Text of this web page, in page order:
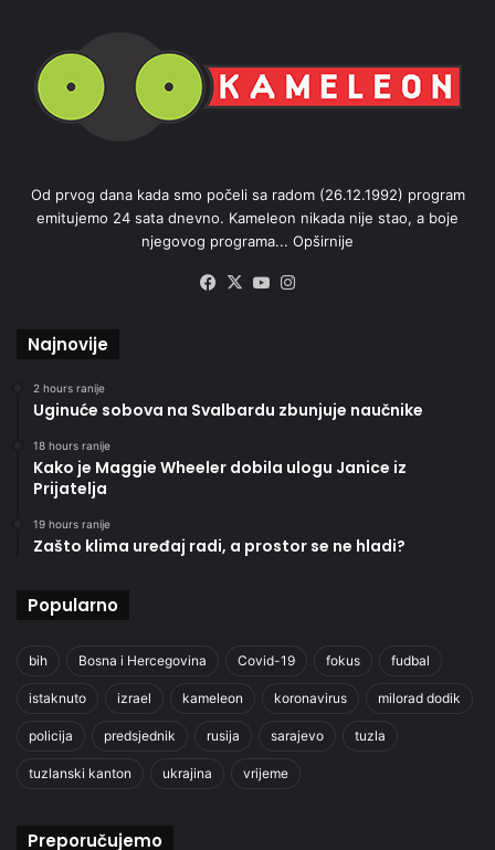
Od prvog dana kada smo počeli sa radom (26.12.1992) program
emitujemo 24 sata dnevno. Kameleon nikada nije stao, a boje
njegovog programa... Opširnije
Facebook
X YouTube
Najnovije
2 hours ranije
Uginuće sobova na Svalbardu zbunjuje naučnike
18 hours ranije
Kako je Maggie Wheeler dobila ulogu Janice iz
Prijatelja
19 hours ranije
Zašto klima uređaj radi, a prostor se ne hladi?
Popularno
bih Bosna i Hercegovina Covid-19 fokus fudbal
istaknuto izrael kameleon koronavirus milorad dodik
policija predsjednik rusija sarajevo tuzla
tuzlanski kanton ukrajina vrijeme
Preporučujemo